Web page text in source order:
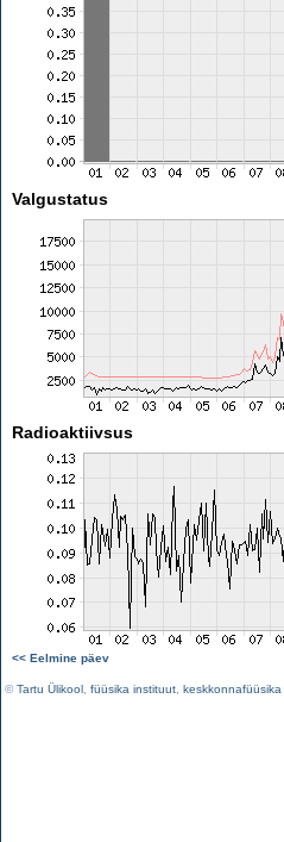
Valgustatus
Radioaktiivsus
<< Eelmine päev
©Tartu Ülikool füüsika instituut keskkonnafüüsika